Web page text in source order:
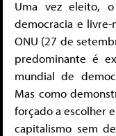
Uma vez eleito,
democracia e
ONU (27 de
predominante é
mundial de
Mas como
forçado a escolher
capitalismo sem